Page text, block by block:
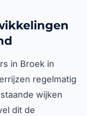
in Broek in
regelmatig
wijken
dit de